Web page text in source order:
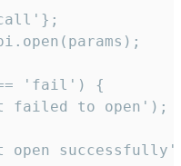
'fail') {
failed to open');
open